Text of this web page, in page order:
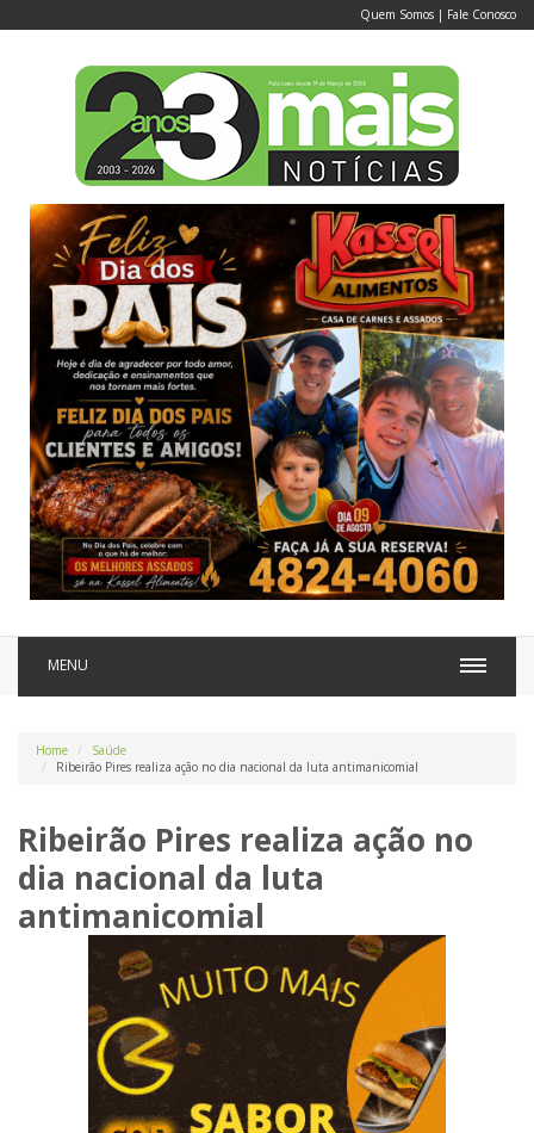
Quem Somos | Fale Conosco
MENU
Home
Saúde
Ribeirão Pires realiza ação no dia nacional da luta antimanicomial
Ribeirão Pires realiza ação no
dia nacional da luta
antimanicomial